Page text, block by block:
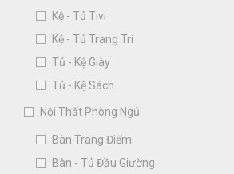
Kệ - Tủ Tivi
Kệ - Tủ Trang Trí
Tủ - Kệ Giày
Tủ - Kệ Sách
Nội Thất Phòng Ngủ
Bàn Trang Điểm
Bàn - Tủ Đầu Giường